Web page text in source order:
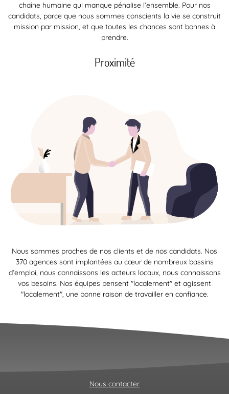
chaîne humaine qui manque pénalise l’ensemble. Pour nos
candidats, parce que nous sommes conscients la vie se construit
mission par mission, et que toutes les chances sont bonnes à
prendre.
Proximité
Nous sommes proches de nos clients et de nos candidats. Nos
370 agences sont implantées au cœur de nombreux bassins
d’emploi, nous connaissons les acteurs locaux, nous connaissons
vos besoins. Nos équipes pensent "localement" et agissent
"localement", une bonne raison de travailler en confiance.
Nous contacter